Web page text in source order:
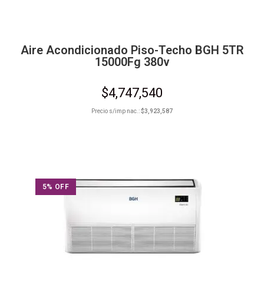
Aire Acondicionado Piso-Techo BGH 5TR
15000Fg 380v
$4,747,540
Precio s/imp nac.:$3,923,587
5% OFF